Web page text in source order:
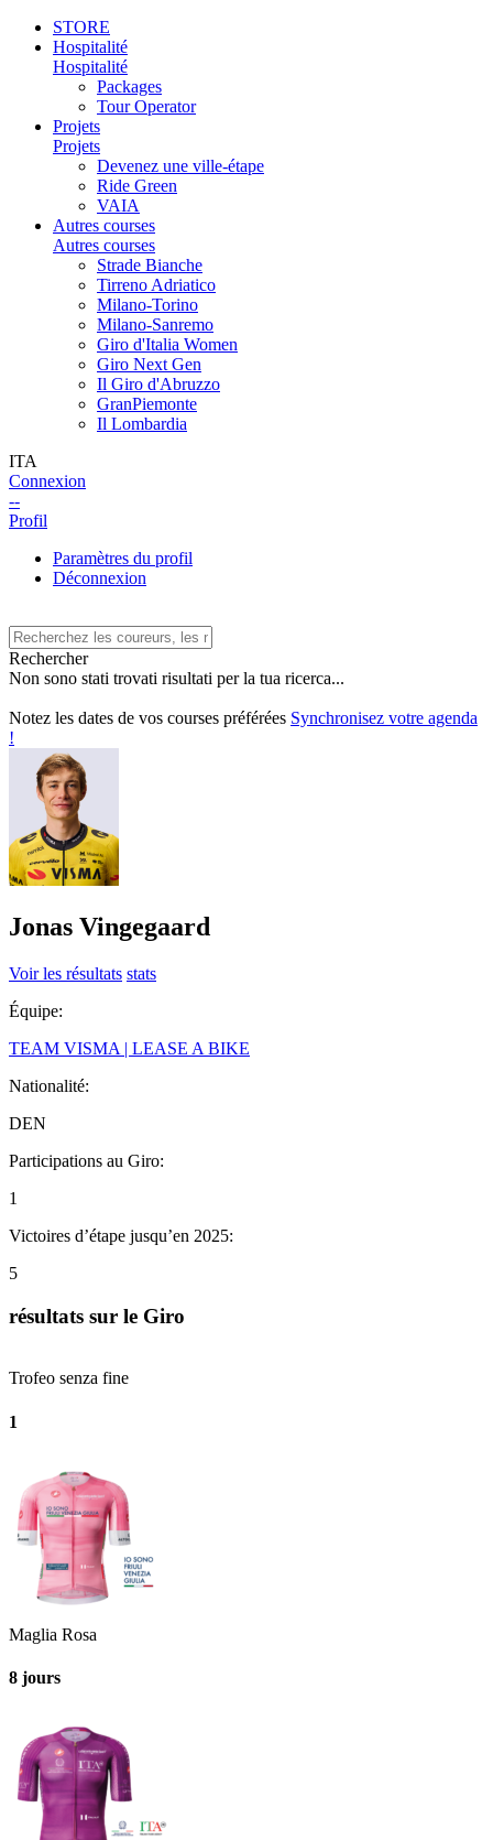
STORE
Hospitalité
Hospitalité
Packages
Tour Operator
Projets
Projets
Devenez une ville-étape
Ride Green
VAIA
Autres courses
Autres courses
Strade Bianche
Tirreno Adriatico
Milano-Torino
Milano-Sanremo
Giro d'Italia Women
Giro Next Gen
Il Giro d'Abruzzo
GranPiemonte
Il Lombardia
ITA
Connexion
--
Profil
Paramètres du profil
Déconnexion
Rechercher
Non sono stati trovati risultati per la tua ricerca...
Notez les dates de vos courses préférées Synchronisez votre agenda
!
Jonas Vingegaard
Voir les résultats stats
Équipe:
TEAM VISMA | LEASE A BIKE
Nationalité:
DEN
Participations au Giro:
1
Victoires d’étape jusqu’en 2025:
5
résultats sur le Giro
Trofeo senza fine
1
Maglia Rosa
8 jours